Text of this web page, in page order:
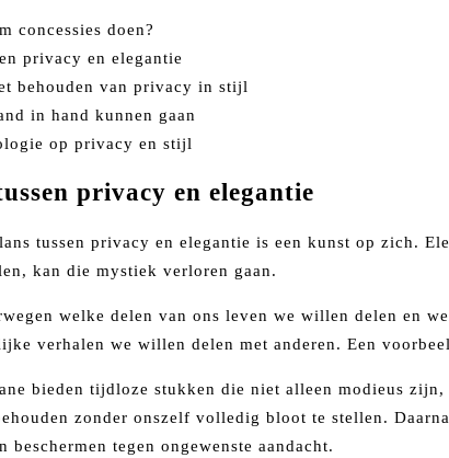
concessies doen?
privacy en elegantie
behouden van privacy in stijl
in hand kunnen gaan
op privacy en stijl
privacy en elegantie
tussen privacy en elegantie is een kunst op zich.
kan die mystiek verloren gaan.
welke delen van ons leven we willen delen en
verhalen we willen delen met anderen. Een
bieden tijdloze stukken die niet alleen modieus
zonder onszelf volledig bloot te stellen.
beschermen tegen ongewenste aandacht.